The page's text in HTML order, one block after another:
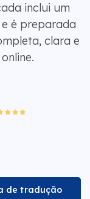
inclui um
é preparada
clara e
de tradução